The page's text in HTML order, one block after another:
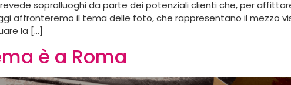
sopralluoghi da parte dei potenziali clienti che, per
affronteremo il tema delle foto, che rappresentano il mezzo
la […]
è a Roma